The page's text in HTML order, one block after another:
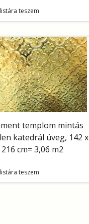
teszem
templom mintás
katedrál üveg, 142 x
216 cm= 3,06 m2
teszem